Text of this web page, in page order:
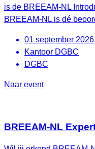
is de BREEAM-NL
BREEAM-NL is dé
01 september 2026
Kantoor DGBC
DGBC
Naar event
BREEAM-NL